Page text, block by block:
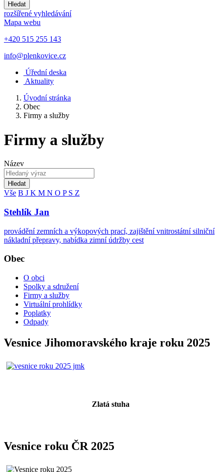
Hledat
rozšířené vyhledávání
Mapa webu
+420 515 255 143
info@plenkovice.cz
Úřední deska
Aktuality
Úvodní stránka
Obec
Firmy a služby
Firmy a služby
Název
Hledat
Vše B J K M N O P S Z
Stehlík Jan
provádění zemních a výkopových prací, zajištění vnitrostátní silniční
nákladní přepravy, nabídka zimní údržby cest
Obec
O obci
Spolky a sdružení
Firmy a služby
Virtuální prohlídky
Poplatky
Odpady
Vesnice Jihomoravského kraje roku 2025
Zlatá stuha
Vesnice roku ČR 2025